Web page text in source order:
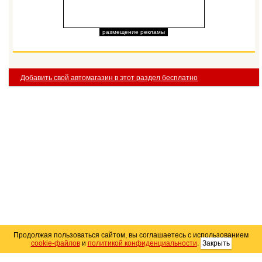
размещение рекламы
Добавить свой автомагазин в этот раздел бесплатно
Продолжая пользоваться сайтом, вы соглашаетесь с использованием
cookie-файлови политикой конфиденциальности. Закрыть